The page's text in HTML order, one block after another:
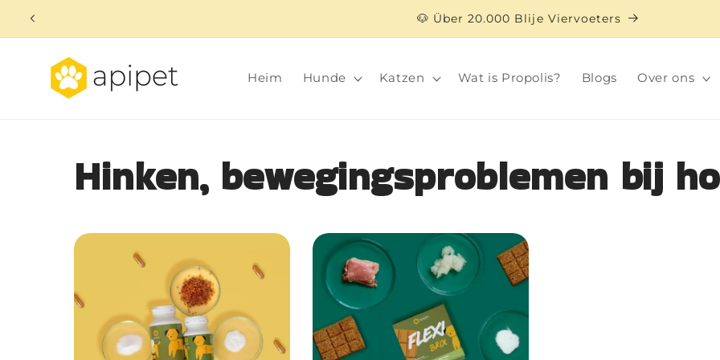
zum
Inhalt
🐶 Über 20.000 Blije Viervoeters
Heim Hunde Katzen Wat is Propolis? Blogs Over ons
Hinken, bewegingsproblemen bij